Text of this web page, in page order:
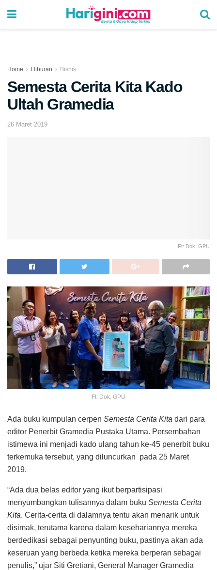
Home Hiburan Bisnis
Semesta Cerita Kita Kado
Ultah Gramedia
26 Maret 2019
Ft: Dok. GPU
Ft: Dok. GPU
Ada buku kumpulan cerpen Semesta Cerita Kita dari para
editor Penerbit Gramedia Pustaka Utama. Persembahan
istimewa ini menjadi kado ulang tahun ke-45 penerbit buku
terkemuka tersebut, yang diluncurkan pada 25 Maret
2019.
“Ada dua belas editor yang ikut berpartisipasi
menyumbangkan tulisannya dalam buku Semesta Cerita
Kita. Cerita-cerita di dalamnya tentu akan menarik untuk
disimak, terutama karena dalam kesehariannya mereka
berdedikasi sebagai penyunting buku, pastinya akan ada
keseruan yang berbeda ketika mereka berperan sebagai
penulis,” ujar Siti Gretiani, General Manager Gramedia